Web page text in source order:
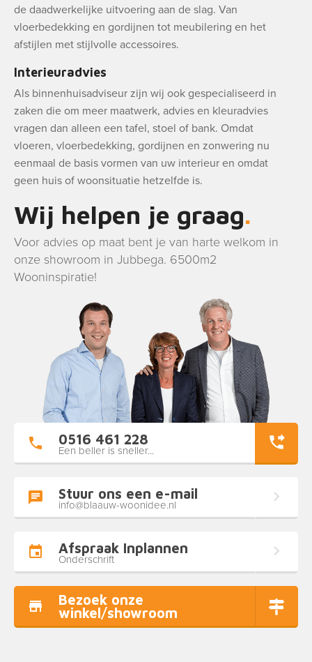
de daadwerkelijke uitvoering aan de slag. Van
vloerbedekking en gordijnen tot meubilering en het
afstijlen met stijlvolle accessoires.
Interieuradvies
Als binnenhuisadviseur zijn wij ook gespecialiseerd in
zaken die om meer maatwerk, advies en kleuradvies
vragen dan alleen een tafel, stoel of bank. Omdat
vloeren, vloerbedekking, gordijnen en zonwering nu
eenmaal de basis vormen van uw interieur en omdat
geen huis of woonsituatie hetzelfde is.
Wij helpen je graag
Voor advies op maat bent je van harte welkom in
onze showroom in Jubbega. 6500m2
Wooninspiratie!
0516 461 228
Een beller is sneller...
Stuur ons een e-mail
info@blaauw-woonidee.nl
Afspraak Inplannen
Onderschrift
Bezoek onze
winkel/showroom